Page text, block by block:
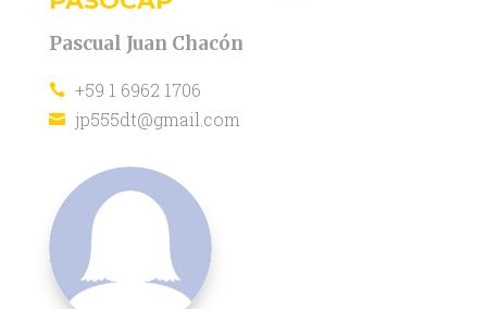
Pascual Juan Chacón
 +59 1 6962 1706
 jp555dt@gmail.com